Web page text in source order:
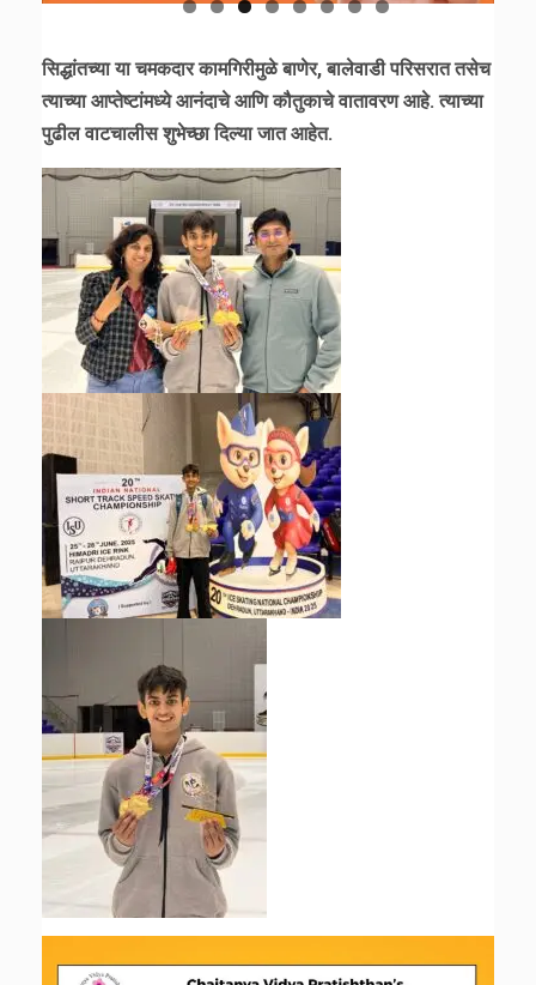
सिद्धांतच्या या चमकदार कामगिरीमुळे बाणेर, बालेवाडी परिसरात तसेच
त्याच्या आप्तेष्टांमध्ये आनंदाचे आणि कौतुकाचे वातावरण आहे. त्याच्या
पुढील वाटचालीस शुभेच्छा दिल्या जात आहेत.